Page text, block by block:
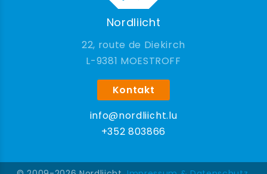
Nordliicht
22, route de Diekirch
9381 MOESTROFF
Kontakt
info@nordliicht.lu
+352 803866